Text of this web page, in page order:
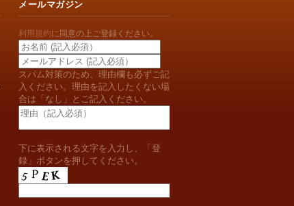
メールマガジン
利用規約に同意の上ご登録ください。
スパム対策のため、理由欄も必ずご記
入ください。理由を記入したくない場
合は「なし」とご記入ください。
下に表示される文字を入力し、「登
録」ボタンを押してください。